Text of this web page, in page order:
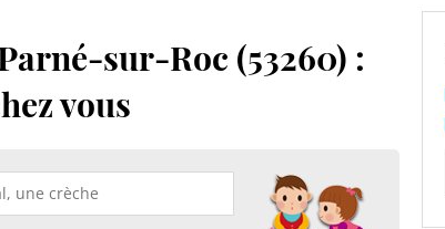
sur-Roc (53260) :
vous